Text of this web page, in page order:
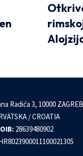
Radića 3, 10000 ZAGREB
/ CROATIA
OIB:28639480902